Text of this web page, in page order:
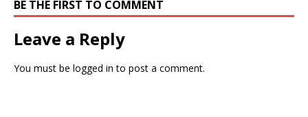
BE THE FIRST TO COMMENT
Leave a Reply
You must be logged in to post a comment.